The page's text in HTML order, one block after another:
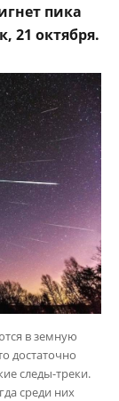
пика
21 октября.
в земную
достаточно
следы-треки.
среди них